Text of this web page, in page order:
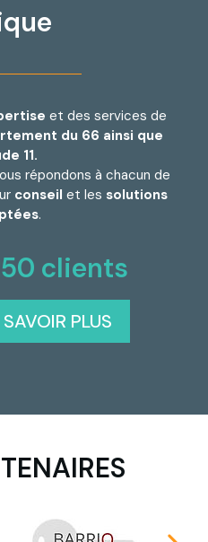
et des services de
du 66 ainsi que
11.
répondons à chacun de
conseil et les solutions
.
clients
PLUS